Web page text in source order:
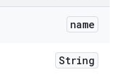
name
String